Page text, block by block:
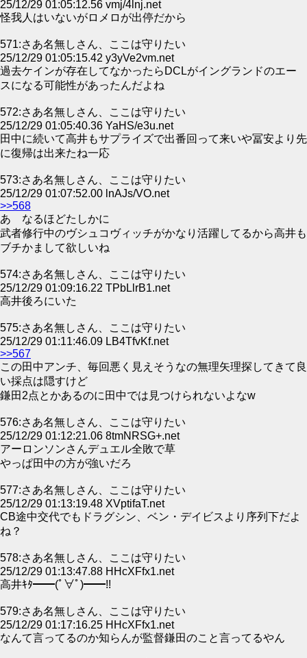
25/12/29 01:05:12.56 vmj/4lnj.net
怪我人はいないがロメロが出停だから
571:さあ名無しさん、ここは守りたい
25/12/29 01:05:15.42 y3yVe2vm.net
過去ケインが存在してなかったらDCLがイングランドのエー
スになる可能性があったんだよね
572:さあ名無しさん、ここは守りたい
25/12/29 01:05:40.36 YaHS/e3u.net
田中に続いて高井もサプライズで出番回って来いや冨安より先
に復帰は出来たね一応
573:さあ名無しさん、ここは守りたい
25/12/29 01:07:52.00 lnAJs/VO.net
>>568
あ なるほどたしかに
武者修行中のヴシュコヴィッチがかなり活躍してるから高井も
ブチかまして欲しいね
574:さあ名無しさん、ここは守りたい
25/12/29 01:09:16.22 TPbLlrB1.net
高井後ろにいた
575:さあ名無しさん、ここは守りたい
25/12/29 01:11:46.09 LB4TfvKf.net
>>567
この田中アンチ、毎回悪く見えそうなの無理矢理探してきて良
い採点は隠すけど
鎌田2点とかあるのに田中では見つけられないよなw
576:さあ名無しさん、ここは守りたい
25/12/29 01:12:21.06 8tmNRSG+.net
アーロンソンさんデュエル全敗で草
やっぱ田中の方が強いだろ
577:さあ名無しさん、ここは守りたい
25/12/29 01:13:19.48 XVptifaT.net
CB途中交代でもドラグシン、ベン・デイビスより序列下だよ
ね？
578:さあ名無しさん、ここは守りたい
25/12/29 01:13:47.88 HHcXFfx1.net
高井ｷﾀ━━(ﾟ∀ﾟ)━━!!
579:さあ名無しさん、ここは守りたい
25/12/29 01:17:16.25 HHcXFfx1.net
なんて言ってるのか知らんが監督鎌田のこと言ってるやん